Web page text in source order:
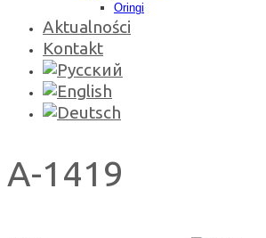
Oringi
Aktualności
Kontakt
A-1419